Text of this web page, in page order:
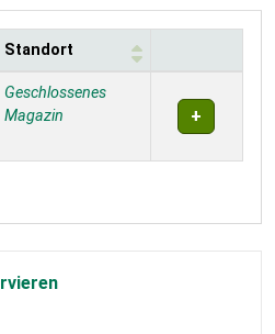
Standort
Geschlossenes
Magazin